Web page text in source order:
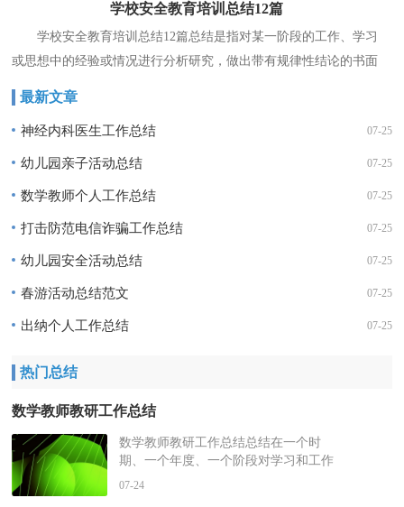
学校安全教育培训总结12篇
学校安全教育培训总结12篇总结是指对某一阶段的工作、学习
或思想中的经验或情况进行分析研究，做出带有规律性结论的书面
即...
最新文章
07-25
神经内科医生工作总结
07-25
幼儿园亲子活动总结
07-25
数学教师个人工作总结
07-25
打击防范电信诈骗工作总结
07-25
幼儿园安全活动总结
07-25
春游活动总结范文
07-25
出纳个人工作总结
热门总结
数学教师教研工作总结
数学教师教研工作总结总结在一个时
期、一个年度、一个阶段对学习和工作
生活等情况加以回顾和分析的一种书面
07-24